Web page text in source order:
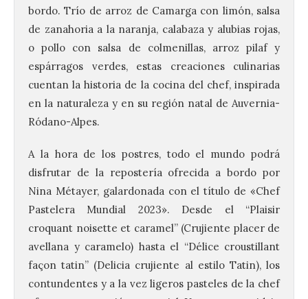
bordo. Trío de arroz de Camarga con limón, salsa
de zanahoria a la naranja, calabaza y alubias rojas,
o pollo con salsa de colmenillas, arroz pilaf y
espárragos verdes, estas creaciones culinarias
cuentan la historia de la cocina del chef, inspirada
en la naturaleza y en su región natal de Auvernia-
Ródano-Alpes.
A la hora de los postres, todo el mundo podrá
disfrutar de la repostería ofrecida a bordo por
Nina Métayer, galardonada con el título de «Chef
Pastelera Mundial 2023». Desde el “Plaisir
croquant noisette et caramel” (Crujiente placer de
avellana y caramelo) hasta el “Délice croustillant
façon tatin” (Delicia crujiente al estilo Tatin), los
contundentes y a la vez ligeros pasteles de la chef